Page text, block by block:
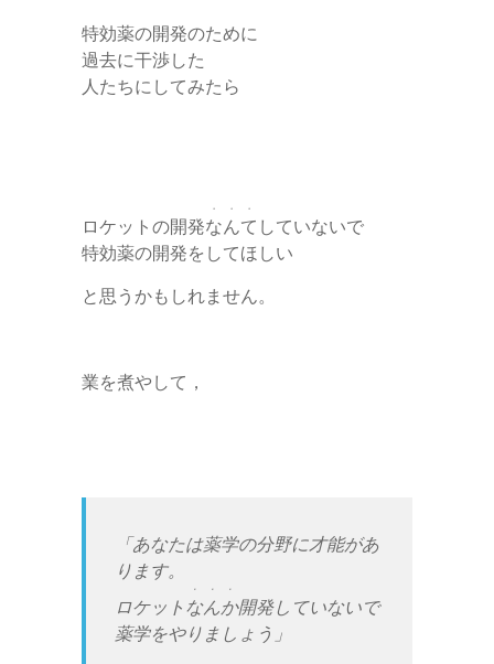
特効薬の開発のために
過去に干渉した
人たちにしてみたら
ロケットの開発なんて
・・・
していないで
特効薬の開発をしてほしい
と思うかもしれません。
業を煮やして，
「あなたは薬学の分野に才能があ
ります。
ロケットなんか
・・・
開発していないで
薬学をやりましょう」